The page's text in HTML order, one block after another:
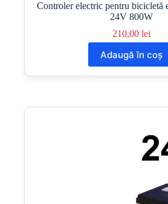
Controler electric pentru
24V 800W
210,00 lei
Adaugă în coș